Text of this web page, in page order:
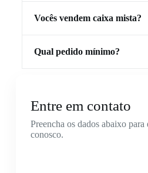
Vocês vendem caixa mista?
Qual pedido mínimo?
Entre em contato
Preencha os dados abaixo
conosco.